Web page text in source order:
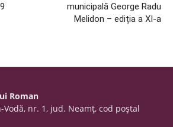
municipală George Radu
Melidon – ediția a XI-a
Roman
Vodă, nr. 1, jud. Neamţ, cod poştal